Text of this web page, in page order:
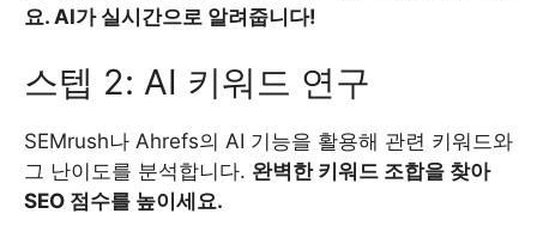
요. AI가 실시간으로 알려줍니다!
스텝 2: AI 키워드 연구
SEMrush나 Ahrefs의 AI 기능을 활용해 관련 키워드와
그 난이도를 분석합니다. 완벽한 키워드 조합을 찾아
SEO 점수를 높이세요.